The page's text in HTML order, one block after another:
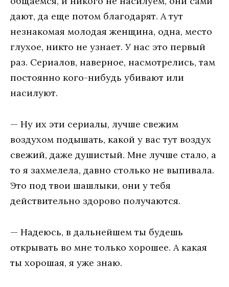
дают, да еще потом благодарят. А тут
незнакомая молодая женщина, одна, место
глухое, никто не узнает. У нас это первый
раз. Сериалов, наверное, насмотрелись, там
постоянно кого-нибудь убивают или
насилуют.
— Ну их эти сериалы, лучше свежим
воздухом подышать, какой у вас тут воздух
свежий, даже душистый. Мне лучше стало, а
то я захмелела, давно столько не выпивала.
Это под твои шашлыки, они у тебя
действительно здорово получаются.
— Надеюсь, в дальнейшем ты будешь
открывать во мне только хорошее. А какая
ты хорошая, я уже знаю.